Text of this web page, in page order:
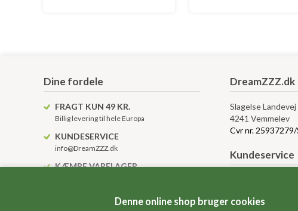
Denne online shop bruger cookies
Dine fordele
FRAGT KUN 49 KR.
Billig levering til hele Europa
KUNDESERVICE
info@DreamZZZ.dk
KÆMPE VARELAGER
DreamZZZ.dk
Slagelse
4241 Vemmelev
Cvr nr.
Kundeservice
Anvendelse af